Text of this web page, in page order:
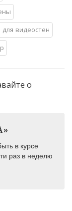
видеостен
о
в курсе
раз в неделю